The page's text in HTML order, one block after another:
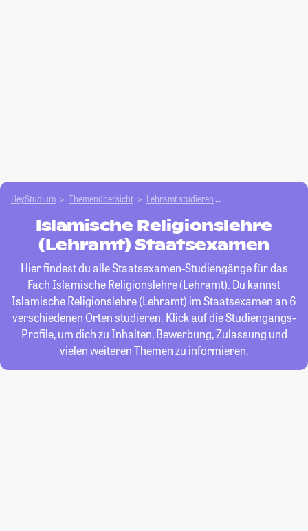
HeyStudium Themenübersicht Lehramt studieren
Islamische Religionslehre
(Lehramt) Staatsexamen
Hier findest du alle Staatsexamen-Studiengänge für das
Fach Islamische Religionslehre (Lehramt). Du kannst
Islamische Religionslehre (Lehramt) im Staatsexamen an 6
verschiedenen Orten studieren. Klick auf die Studiengangs-
Profile, um dich zu Inhalten, Bewerbung, Zulassung und
vielen weiteren Themen zu informieren.